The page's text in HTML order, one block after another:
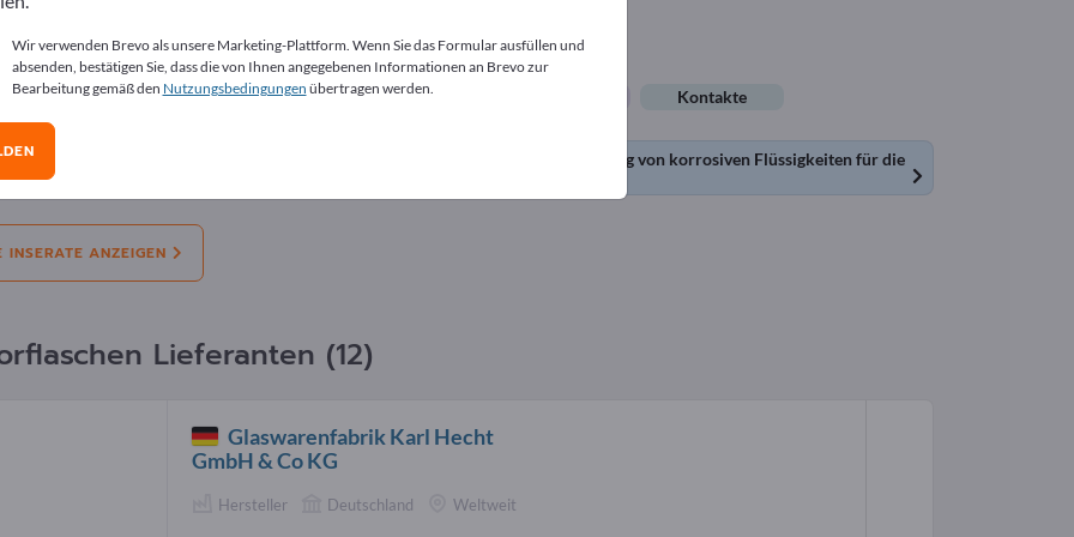
Angebote Bedarfe Gebrauchtes Kontakte
Hochreine PFA-Reagenzflaschen für die Langzeitlagerung von korrosiven Flüssigkeiten für die
INSERATE ANZEIGEN
Lieferanten (12)
Glaswarenfabrik Karl Hecht
GmbH & Co KG
Hersteller Deutschland Weltweit
Wir verwenden Brevo als unsere Marketing-Plattform. Wenn Sie das Formular ausfüllen und
absenden, bestätigen Sie, dass die von Ihnen angegebenen Informationen an Brevo zur
Bearbeitung gemäß den Nutzungsbedingungen übertragen werden.